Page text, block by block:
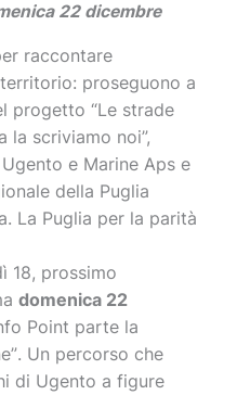
22 dicembre
raccontare
proseguono a
progetto “Le strade
la scriviamo noi”,
e Marine Aps e
della Puglia
La Puglia per la parità
18, prossimo
domenica 22
Point parte la
. Un percorso che
di Ugento a figure